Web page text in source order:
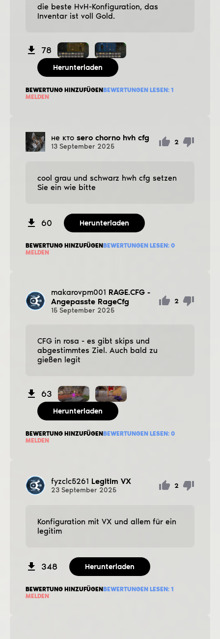
die beste HvH-Konfiguration, das
Inventar ist voll Gold.
78
Herunterladen
BEWERTUNG HINZUFÜGENBEWERTUNGEN LESEN: 1
MELDEN
не кто sero chorno hvh cfg
13 September 2025
2
cool grau und schwarz hwh cfg setzen
Sie ein wie bitte
60 Herunterladen
BEWERTUNG HINZUFÜGENBEWERTUNGEN LESEN: 0
MELDEN
makarovpm001 RAGE.CFG -
Angepasste RageCfg
15 September 2025
2
CFG in rosa - es gibt ѕkips und
abgestimmtes Ziel. Auch bald zu
gießen legit
63
Herunterladen
BEWERTUNG HINZUFÜGENBEWERTUNGEN LESEN: 0
MELDEN
fyzclc5261 Legitim VX
23 September 2025
2
Konfiguration mit VX und allem für ein
legitim
348 Herunterladen
BEWERTUNG HINZUFÜGENBEWERTUNGEN LESEN: 1
MELDEN